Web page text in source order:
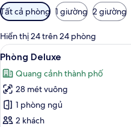
Bộ
lọc
có
thể
dùng
để
lọc
tìm
phòng
Tất cả phòng 1 giường 2 giường
Hiển thị 24 trên 24 phòng
Xem
tất
cả
ảnh
Phòng
Deluxe
6
Phòng Deluxe
Quang cảnh thành phố
28 mét vuông
1 phòng ngủ
2 khách